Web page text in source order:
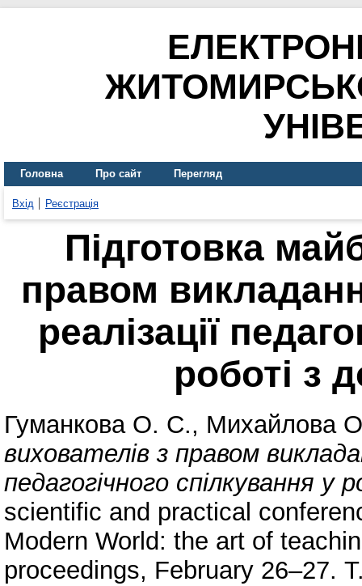
Головна Про сайт Перегляд
Вхід Реєстрація
Підготовка
правом
реалізації
роботі з
Гуманкова О. С., Михайлова
вихователів з правом
педагогічного спілкування у
scientific and practical
Modern World: the art of
proceedings, February 26–27.